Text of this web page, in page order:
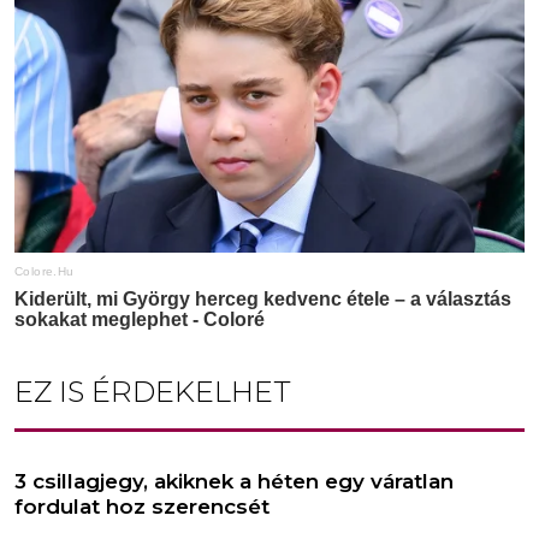
EZ IS ÉRDEKELHET
3 csillagjegy, akiknek a héten egy váratlan
fordulat hoz szerencsét